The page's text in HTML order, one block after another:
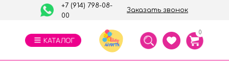
Заказать звонок
+7 (914) 798-08-
00
0